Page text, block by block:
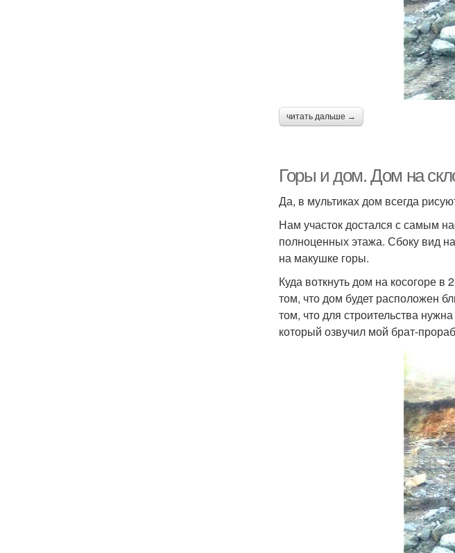
читать дальше →
Горы и дом. Дом на
Да, в мультиках дом всегда
Нам участок достался с самым
полноценных этажа. Сбоку вид
на макушке горы.
Куда воткнуть дом на косогоре
том, что дом будет расположен
том, что для строительства
который озвучил мой брат-